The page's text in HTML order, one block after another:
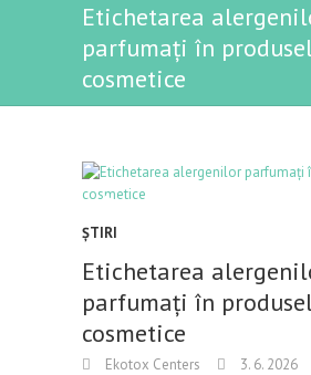
Etichetarea
parfumați în
cosmetice
ŞTIRI
Etichetarea
parfumați în
cosmetice
Ekotox Centers 3. 6. 2026